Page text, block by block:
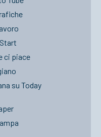
ci piace
su Today